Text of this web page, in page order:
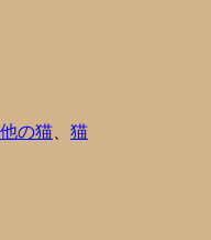
の猫 猫